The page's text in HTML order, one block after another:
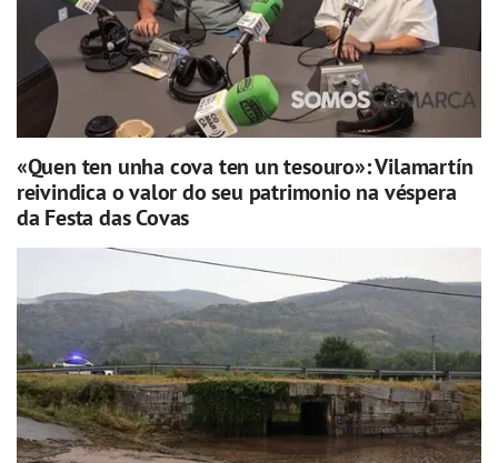
«Quen ten unha cova ten un tesouro»: Vilamartín
reivindica o valor do seu patrimonio na véspera
da Festa das Covas